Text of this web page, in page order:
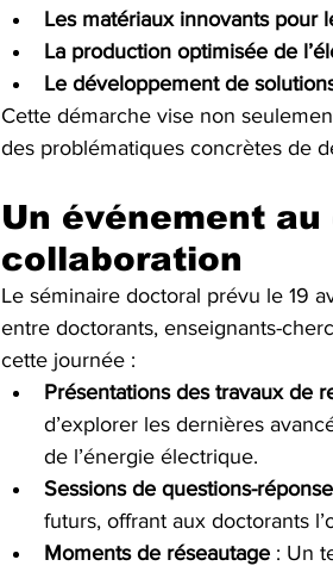
Les matériaux innovants pour
La production optimisée de
Le développement de
Cette démarche vise non
des problématiques concrètes de
Un événement
collaboration
Le séminaire doctoral prévu le 19
entre doctorants, enseignants-
cette journée :
Présentations des travaux de
d’explorer les dernières
de l’énergie électrique.
Sessions de questions-
futurs, offrant aux doctorants
Moments de réseautage : Un